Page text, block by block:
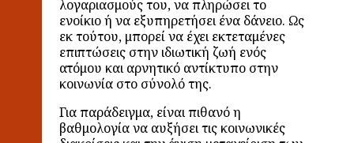
λογαριασμούς του, να πληρώσει το
ενοίκιο ή να εξυπηρετήσει ένα δάνειο. Ως
εκ τούτου, μπορεί να έχει εκτεταμένες
επιπτώσεις στην ιδιωτική ζωή ενός
ατόμου και αρνητικό αντίκτυπο στην
κοινωνία στο σύνολό της.
Για παράδειγμα, είναι πιθανό η
βαθμολογία να αυξήσει τις κοινωνικές